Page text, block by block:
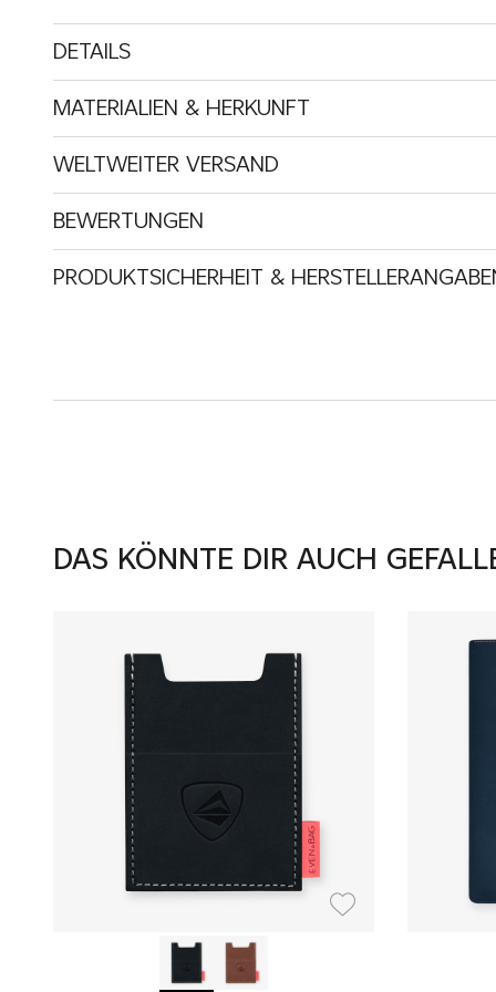
DETAILS
MATERIALIEN & HERKUNFT
WELTWEITER VERSAND
BEWERTUNGEN
PRODUKTSICHERHEIT &
DAS KÖNNTE DIR AUCH